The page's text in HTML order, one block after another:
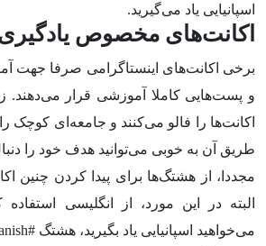
اسپانیایی یاد می‌گیرید.
اکانت‌های مخصوص
برخی اکانت‌های اینستاگرامی صرفا جهت
و پست‌هایی کاملا آموزشی قرار می‌دهند.
اکانت‌ها را فالو می‌کنند و جامعه‌ای کوچک
طریق آن به خوبی می‌توانید هدف خود را
مجددا، از هشتگ‌ها برای پیدا کردن چنین
البته در این مورد، از انگلیسی استفاده